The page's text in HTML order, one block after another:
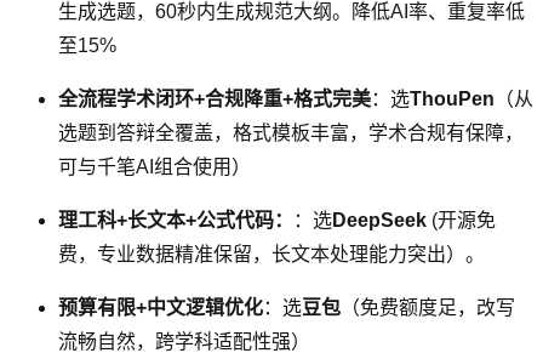
生成选题，60秒内生成规范大纲。降低AI率、重复率低
至15%
全流程学术闭环+合规降重+格式完美：选ThouPen （从
选题到答辩全覆盖，格式模板丰富，学术合规有保障，
可与千笔AI组合使用）
理工科+长文本+公式代码： ：选DeepSeek (开源免
费，专业数据精准保留，长文本处理能力突出）。
预算有限+中文逻辑优化：选豆包 （免费额度足，改写
流畅自然，跨学科适配性强）